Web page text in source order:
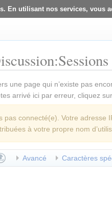
En utilisant nos services, vous
une page qui n’existe pas
arrivé ici par erreur, cliquez
pas connecté(e). Votre
à votre propre nom
Avancé Caractères